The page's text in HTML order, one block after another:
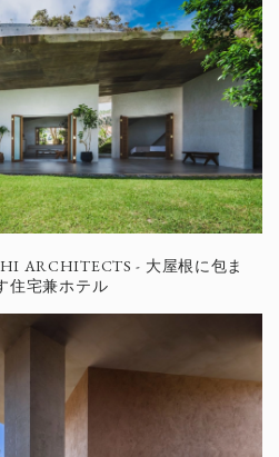
ARCHITECTS - 大屋根に包ま
住宅兼ホテル